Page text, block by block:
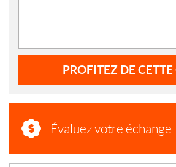
PROFITEZ DE CETTE
Évaluez votre échange